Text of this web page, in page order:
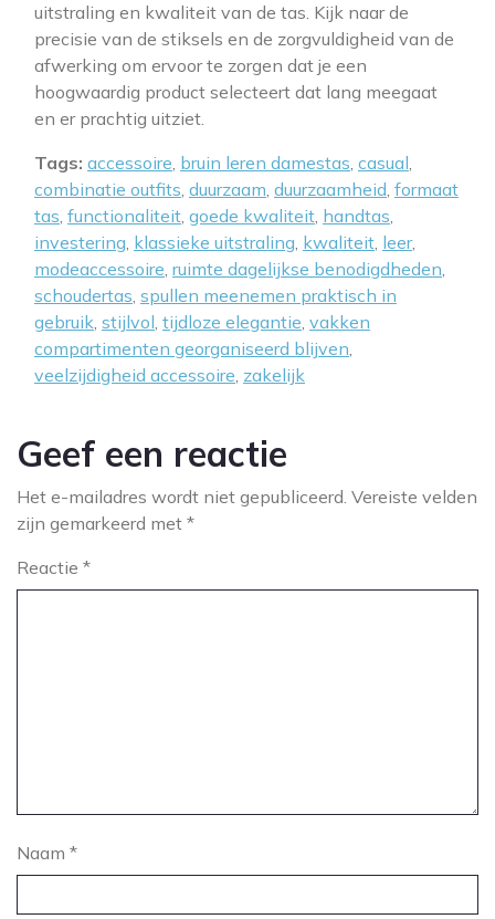
uitstraling en kwaliteit van de tas. Kijk naar de
precisie van de stiksels en de zorgvuldigheid van de
afwerking om ervoor te zorgen dat je een
hoogwaardig product selecteert dat lang meegaat
en er prachtig uitziet.
Tags: accessoire, bruin leren damestas, casual,
combinatie outfits, duurzaam, duurzaamheid, formaat
tas, functionaliteit, goede kwaliteit, handtas,
investering, klassieke uitstraling, kwaliteit, leer,
modeaccessoire, ruimte dagelijkse benodigdheden,
schoudertas, spullen meenemen praktisch in
gebruik, stijlvol, tijdloze elegantie, vakken
compartimenten georganiseerd blijven,
veelzijdigheid accessoire, zakelijk
Geef een reactie
Het e-mailadres wordt niet gepubliceerd. Vereiste velden
zijn gemarkeerd met *
Reactie *
Naam *